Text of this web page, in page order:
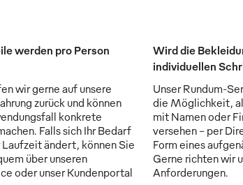
werden pro Person
wir gerne auf unsere
zurück und können
konkrete
Falls sich Ihr Bedarf
ändert, können Sie
über unseren
oder unser Kundenportal
Wird die
individuellen
Unser Rundum-
die Möglichkeit,
mit Namen oder
versehen - per
Form eines
Gerne richten wir
Anforderungen.